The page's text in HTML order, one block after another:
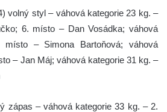
volný styl – váhová kategorie 23 kg. –
6. místo – Dan Vosádka; váhová
– Simona Bartoňová; váhová
– Jan Máj; váhová kategorie 31 kg. –
zápas – váhová kategorie 33 kg. – 2.